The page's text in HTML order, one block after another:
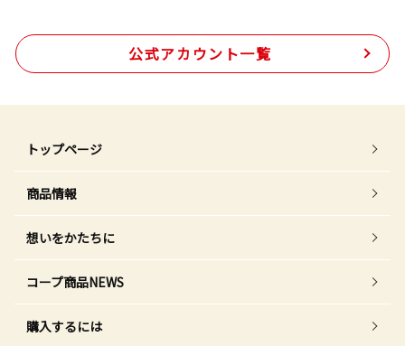
公式アカウント一覧
トップページ
商品情報
想いをかたちに
コープ商品NEWS
購入するには